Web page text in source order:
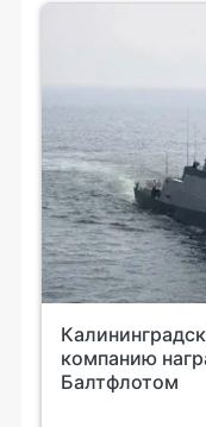
компанию
Балтфлотом